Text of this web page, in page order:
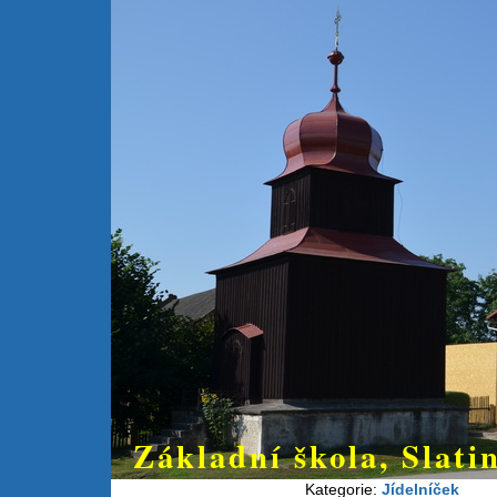
Základní škola,
Kategorie: Jídelníček